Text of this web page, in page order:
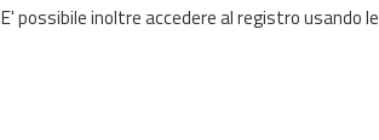
E' possibile inoltre accedere al registro usando le